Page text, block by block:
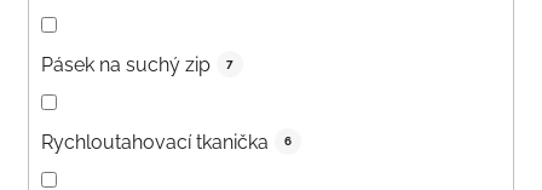
Pásek na suchý zip 7
Rychloutahovací tkanička 6